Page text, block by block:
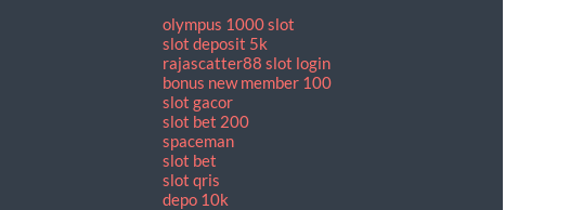
olympus 1000 slot
slot deposit 5k
rajascatter88 slot login
bonus new member 100
slot gacor
slot bet 200
spaceman
slot bet
slot qris
depo 10k